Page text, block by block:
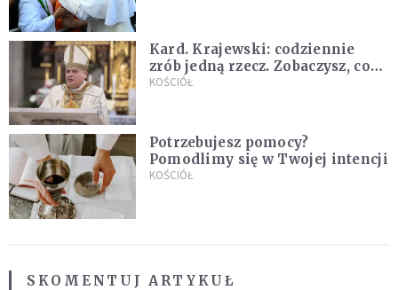
Kard. Krajewski: codziennie
zrób jedną rzecz. Zobaczysz, co
stanie się z twoim życiem
KOŚCIÓŁ
Potrzebujesz pomocy?
Pomodlimy się w Twojej intencji
KOŚCIÓŁ
SKOMENTUJ ARTYKUŁ